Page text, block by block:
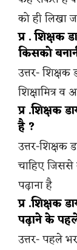
को ही लिखा
प्र . शिक्षक
किसको
उत्तर-
शिक्षामित्र
प्र .शिक्षक
है ?
उत्तर-शिक्षक
चाहिए
पढ़ाना है
प्र .शिक्षक
पढ़ाने के
उत्तर- पहले